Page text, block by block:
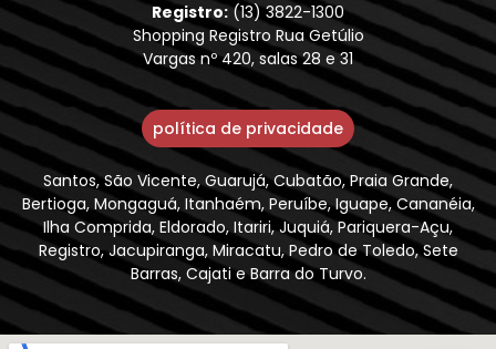
Registro:(13) 3822-1300
Shopping Registro Rua Getúlio
Vargas nº 420, salas 28 e 31
política de privacidade
Santos, São Vicente, Guarujá, Cubatão, Praia Grande,
Bertioga, Mongaguá, Itanhaém, Peruíbe, Iguape, Cananéia,
Ilha Comprida, Eldorado, Itariri, Juquiá, Pariquera-Açu,
Registro, Jacupiranga, Miracatu, Pedro de Toledo, Sete
Barras, Cajati e Barra do Turvo.